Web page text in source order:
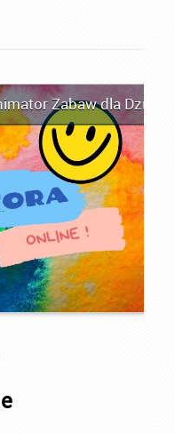
Zabaw dla Dzieci